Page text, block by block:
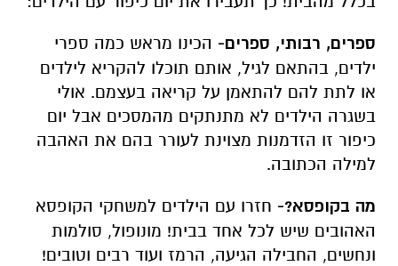
ספרים, רבותי, ספרים- הכינו מראש כמה ספרי
ילדים, בהתאם לגיל, אותם תוכלו להקריא לילדים
או לתת להם להתאמן על קריאה בעצמם. אולי
בשגרה הילדים לא מתנתקים מהמסכים אבל יום
כיפור זו הזדמנות מצוינת לעורר בהם את האהבה
למילה הכתובה.
מה בקופסא?- חזרו עם הילדים למשחקי הקופסא
האהובים שיש לכל אחד בבית! מונופול, סולמות
ונחשים, החבילה הגיעה, הרמז ועוד רבים וטובים!